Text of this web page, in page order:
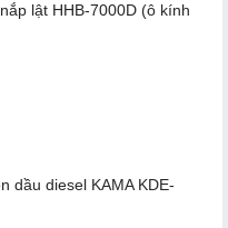
lật HHB-7000D (ô kính
dầu diesel KAMA KDE-